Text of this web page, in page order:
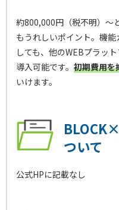
約800,000円（税不明）～
もうれしいポイント。機
しても、他のWEBプラッ
導入可能です。 初期費用を
いけます。
ついて
公式HPに記載なし